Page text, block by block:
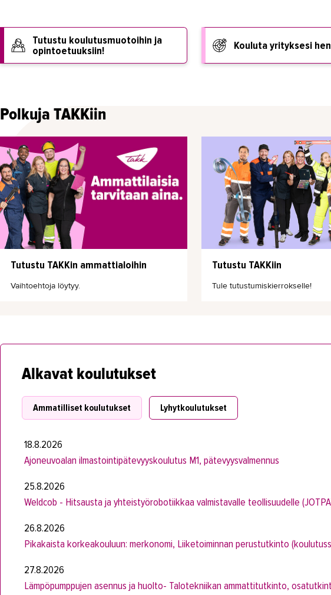
Tutustu koulutusmuotoihin ja
opintoetuuksiin!
Kouluta yrityksesi
Polkuja TAKKiin
Tutustu TAKKin ammattialoihin
Vaihtoehtoja löytyy.
Tutustu TAKKiin
Tule tutustumiskierrokselle!
Alkavat koulutukset
Ammatilliset koulutukset Lyhytkoulutukset
18.8.2026
Ajoneuvoalan ilmastointipätevyyskoulutus M1, pätevyysvalmennus
25.8.2026
Weldcob - Hitsausta ja yhteistyörobotiikkaa valmistavalle teollisuudelle
26.8.2026
Pikakaista korkeakouluun: merkonomi, Liiketoiminnan perustutkinto
27.8.2026
Lämpöpumppujen asennus ja huolto- Talotekniikan ammattitutkinto,